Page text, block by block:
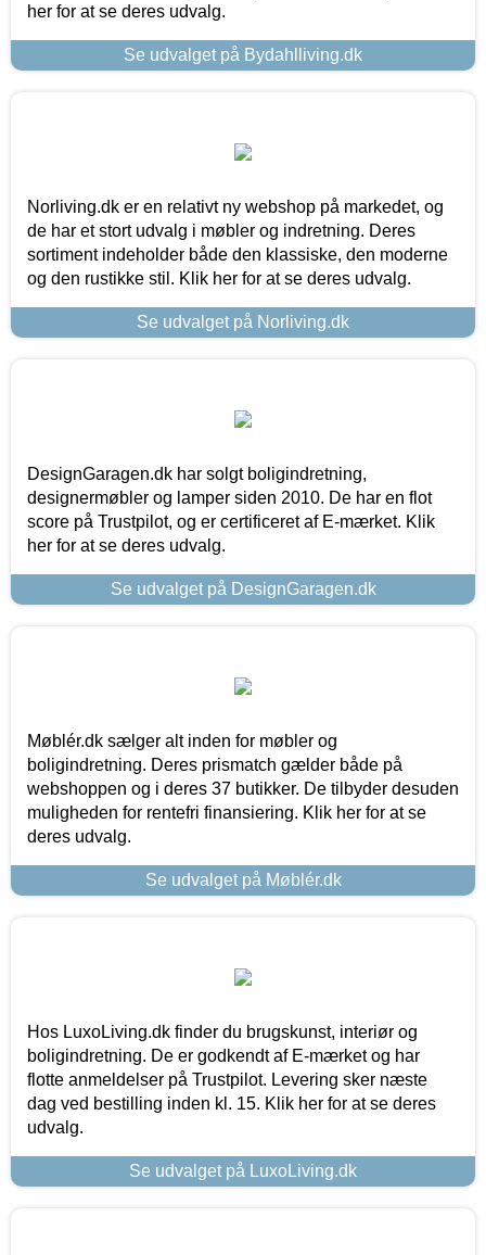
her for at se deres udvalg.
Se udvalget på Bydahlliving.dk
Norliving.dk er en relativt ny webshop på markedet, og
de har et stort udvalg i møbler og indretning. Deres
sortiment indeholder både den klassiske, den moderne
og den rustikke stil. Klik her for at se deres udvalg.
Se udvalget på Norliving.dk
DesignGaragen.dk har solgt boligindretning,
designermøbler og lamper siden 2010. De har en flot
score på Trustpilot, og er certificeret af E-mærket. Klik
her for at se deres udvalg.
Se udvalget på DesignGaragen.dk
Møblér.dk sælger alt inden for møbler og
boligindretning. Deres prismatch gælder både på
webshoppen og i deres 37 butikker. De tilbyder desuden
muligheden for rentefri finansiering. Klik her for at se
deres udvalg.
Se udvalget på Møblér.dk
Hos LuxoLiving.dk finder du brugskunst, interiør og
boligindretning. De er godkendt af E-mærket og har
flotte anmeldelser på Trustpilot. Levering sker næste
dag ved bestilling inden kl. 15. Klik her for at se deres
udvalg.
Se udvalget på LuxoLiving.dk